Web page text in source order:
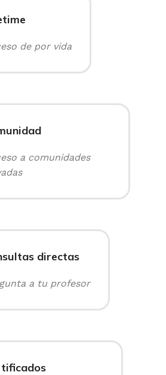
de por vida
a comunidades
directas
a tu profesor